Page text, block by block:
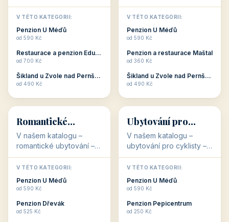
jsou pro Vás připraveny
objekty, které svojí
polohou či vybaveností,
nabízí klidné ubytování
V TÉTO KATEGORII:
Penzion U Méďů
od 590 Kč
Restaurace a penzion Eduard
od 700 Kč
Šikland u Zvole nad Pernštejnem
od 490 Kč
penziony a hotely, které
jsou přizpůsobeny pro
ubytování klientů vyššího
věku. Některé z nich
V TÉTO KATEGORII:
Penzion U Méďů
od 590 Kč
Penzion a restaurace Maštal
od 360 Kč
Šikland u Zvole nad Pernštejnem
od 490 Kč
💕
💕
Romantické
ubytování
V našem katalogu –
romantické ubytování –
jsou pro Vás připraveny
objekty, které svojí
stavbou, polohou anebo
zaměřením nabízí
Romantické ...
V TÉTO KATEGORII:
Penzion U Méďů
od 590 Kč
Penzion Dřevák
od 525 Kč
🚴
🚴
32 objektů
Ubytování pro
cyklisty
V našem katalogu –
ubytování pro cyklisty –
jsou pro Vás připraveny
objekty, které jsou na
milovníky cykloturistiky
připraveny. Většinou mají
V TÉTO KATEGORII:
Penzion U Méďů
od 590 Kč
Penzion Pepicentrum
od 250 Kč